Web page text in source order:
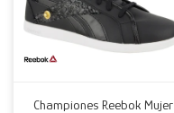
Championes Reebok Mujer